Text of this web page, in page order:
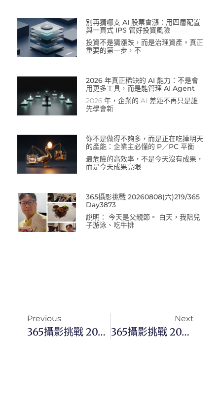
別再猜哪支 AI 股票會漲：用四層配置
與一頁式 IPS 管好投資風險
投資不是猜漲跌，而是治理資產。真正
重要的第一步，不
2026 年真正稀缺的 AI 能力：不是會
用更多工具，而是能管理 AI Agent
2026 年，企業的 AI 差距不再只是誰
先學會新
你不是做得不夠多，而是正在吃掉明天
的產能：企業主必懂的 P／PC 平衡
最危險的高效率，不是今天沒有成果，
而是今天成果亮眼
365攝影挑戰 20260808(六)219/365
Day3873
說明： 今天是父親節。 白天，我陪兒
子游泳、吃牛排
Previous
365攝影挑戰 20251014(二)287/365 Day3556
Next
365攝影挑戰 20251016(四)289/365 Day3558